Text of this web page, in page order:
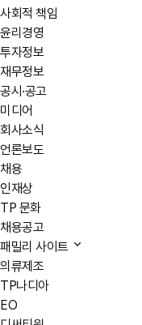
사회적 책임
윤리경영
투자정보
재무정보
공시·공고
미디어
회사소식
언론보도
채용
인재상
TP 문화
채용공고
패밀리 사이트
의류제조
TP나디아
EO